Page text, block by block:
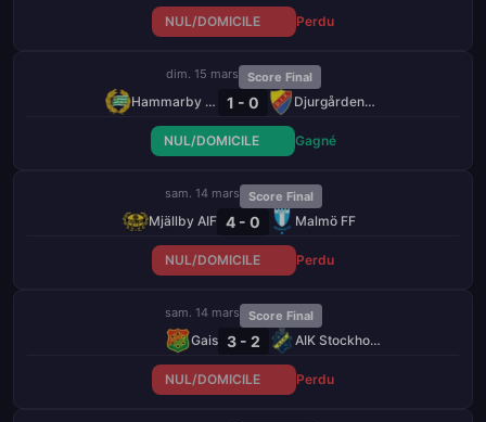
NUL/DOMICILE Perdu
dim. 15 mars Score Final
Hammarby FF 1 - 0 Djurgårdens IF
NUL/DOMICILE Gagné
sam. 14 mars Score Final
Mjällby AIF 4 - 0 Malmö FF
NUL/DOMICILE Perdu
sam. 14 mars Score Final
Gais 3 - 2 AIK Stockholm
NUL/DOMICILE Perdu